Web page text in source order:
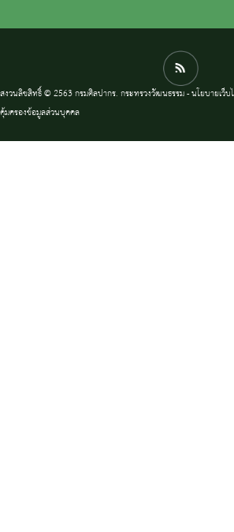
สงวนลิขสิทธิ์ © 2563 กรมศิลปากร. กระทรวงวัฒนธรรม -นโยบายเว็บ
คุ้มครองข้อมูลส่วนบุคคล